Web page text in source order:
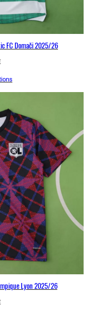
FC Domači 2025/26
Lyon 2025/26